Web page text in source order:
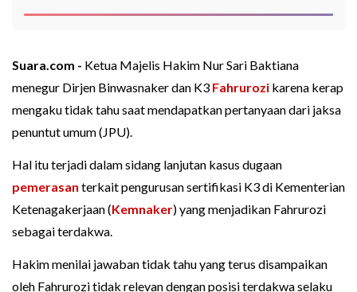
Suara.com - Ketua Majelis Hakim Nur Sari Baktiana
menegur Dirjen Binwasnaker dan K3 Fahrurozi karena kerap
mengaku tidak tahu saat mendapatkan pertanyaan dari jaksa
penuntut umum (JPU).
Hal itu terjadi dalam sidang lanjutan kasus dugaan
pemerasan terkait pengurusan sertifikasi K3 di Kementerian
Ketenagakerjaan (Kemnaker) yang menjadikan Fahrurozi
sebagai terdakwa.
Hakim menilai jawaban tidak tahu yang terus disampaikan
oleh Fahrurozi tidak relevan dengan posisi terdakwa selaku